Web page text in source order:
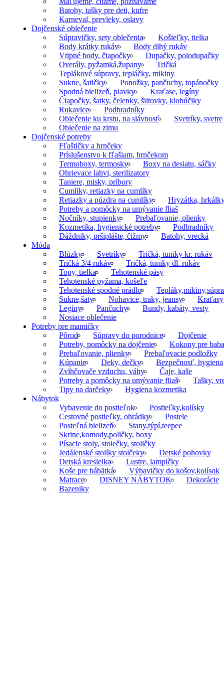
Batohy, tašky pre deti, kufre
Karneval, prevleky, oslavy
Dojčenské oblečenie
Súpravičky, sety oblečenia
Košieľky, tielka
Body krátky rukáv
Body dlhý rukáv
Vtipné body, čiapočky
Dupačky, polodupačky
Overály, pyžamká,župany
Tričká
Teplákové súpravy, tepláčky, mikiny
Sukne, šatičky
Ponožky, pančuchy, topánočky
Spodná bielizeň, plavky
Kraťase, legíny
Čiapočky, šatky, čelenky, šiltovky, klobúčiky
Rukavice
Podbradníky
Oblečenie ku krstu, na slávnosť
Svetríky, svetre
Oblečenie na zimu
Dojčenské potreby
Fľaštičky a hrnčeky
Príslušenstvo k fľašiam, hrnčekom
Termoboxy, termosky
Boxy na desiatu, sáčky
Ohrievace lahvi, sterilizatory
Taniere, misky, príbory
Cumlíky, retiazky na cumlíky
Retiazky a púzdra na cumlíky
Hryzátka,
Potreby a pomôcky na umývanie fliaš
Nočníky, stupienky
Prebaľovanie, plienky
Kozmetika, hygienické potreby
Podbradníky
Dáždniky, pršiplášte, čižmy
Batohy, vrecká
Móda
Blúzky
Svetríky
Tričká, tuniky kr. rukáv
Tričká 3/4 rukáv
Tričká, tuniky dl. rukáv
Topy, tielka
Tehotenské pásy
Tehotenské pyžama, košeľe
Tehotenské spodné prádlo
Sukne,šaty
Nohavice, traky, jeansy
Kraťasy
Legíny
Pančuchy
Bundy, kabáty, vesty
Nosiace oblečenie
Potreby pre mamičky
Pôrod
Súpravy do porodnice
Dojčenie
Potreby, pomôcky na dojčenie
Kokony pre
Prebaľovanie, plienky
Prebaľovacie podložky
Kúpanie
Deky, dečky
Bezpečnosť, hygiena
Zvlhčovače vzduchu, váhy
Čaje, kaše
Potreby a pomôcky na umývanie fliaš
Tašky,
Tipy na darčeky
Hygiena kozmetika
Nábytok
Vybavenie do postieľok
Postieľky,kolísky
Cestovné postieľky, ohrádky
Postele
Posteľná bielizeň
Stany,týpí,teepee
Skrine,komody,poličky, boxy
Písacie stoly, stolečky, stoličky
Jedálenské stolíky stolčeky
Detské pohovky
Detská kresielka
Lustre, lampičky
Koše pre bábätká
Výbavičky do košov,kolísok
Matrace
DISNEY NÁBYTOK
Dekorácie
Bazeniky